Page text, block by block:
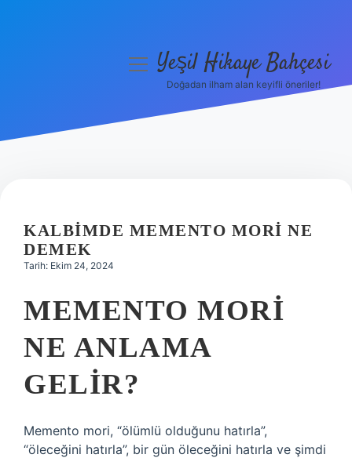
Hakkımızda
menüyüYeşil Hikaye Bahçesi
Doğadan ilham alan keyifli öneriler!
KALBIMDE MEMENTO MORI NE
DEMEK
Tarih: Ekim 24, 2024
MEMENTO MORI
NE ANLAMA
GELIR?
Memento mori, “ölümlü olduğunu hatırla”,
“öleceğini hatırla”, bir gün öleceğini hatırla ve şimdi